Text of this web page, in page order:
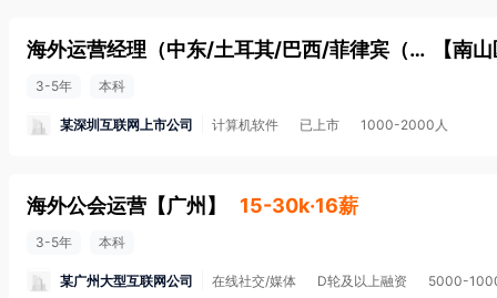
海外运营经理（中东/土耳其/巴西/菲律宾（英语）/印尼/越南区域各一） 【南山
3-5年 本科
某深圳互联网上市公司 计算机软件 已上市 1000-2000人
海外公会运营 【广州 】 15-30k·16薪
3-5年 本科
某广州大型互联网公司 在线社交/媒体 D轮及以上融资 5000-